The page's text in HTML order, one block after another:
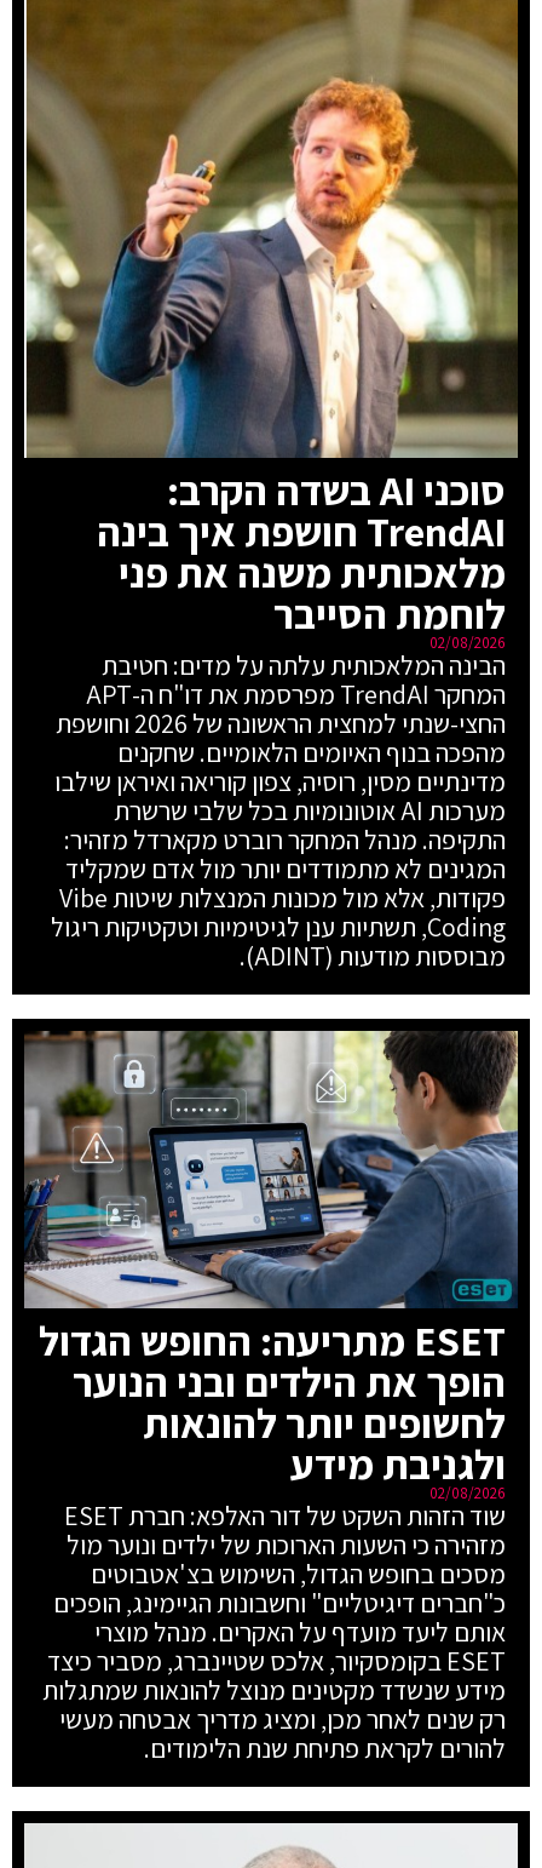
סוכני AI בשדה הקרב:
TrendAI חושפת איך בינה
מלאכותית משנה את פני
לוחמת הסייבר
02/08/2026
הבינה המלאכותית עלתה על מדים: חטיבת
המחקר TrendAI מפרסמת את דו"ח ה-APT
החצי-שנתי למחצית הראשונה של 2026 וחושפת
מהפכה בנוף האיומים הלאומיים. שחקנים
מדינתיים מסין, רוסיה, צפון קוריאה ואיראן שילבו
מערכות AI אוטונומיות בכל שלבי שרשרת
התקיפה. מנהל המחקר רוברט מקארדל מזהיר:
המגינים לא מתמודדים יותר מול אדם שמקליד
פקודות, אלא מול מכונות המנצלות שיטות Vibe
Coding, תשתיות ענן לגיטימיות וטקטיקות ריגול
מבוססות מודעות (ADINT).
ESET מתריעה: החופש הגדול
הופך את הילדים ובני הנוער
לחשופים יותר להונאות
ולגניבת מידע
02/08/2026
שוד הזהות השקט של דור האלפא: חברת ESET
מזהירה כי השעות הארוכות של ילדים ונוער מול
מסכים בחופש הגדול, השימוש בצ'אטבוטים
כ"חברים דיגיטליים" וחשבונות הגיימינג, הופכים
אותם ליעד מועדף על האקרים. מנהל מוצרי
ESET בקומסקיור, אלכס שטיינברג, מסביר כיצד
מידע שנשדד מקטינים מנוצל להונאות שמתגלות
רק שנים לאחר מכן, ומציג מדריך אבטחה מעשי
להורים לקראת פתיחת שנת הלימודים.